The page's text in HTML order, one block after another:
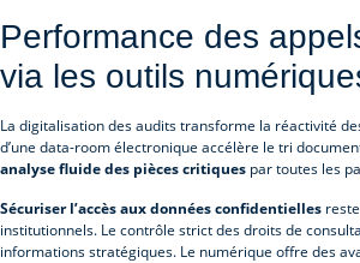
Performance des
via les outils
La digitalisation des audits transforme la réactivité
d’une data-room électronique accélère le tri
analyse fluide des pièces critiques par toutes les
Sécuriser l’accès aux données confidentielles
institutionnels. Le contrôle strict des droits de
informations stratégiques. Le numérique offre des